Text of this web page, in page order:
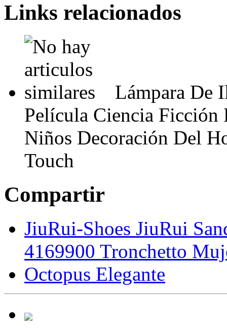
Links relacionados
Lámpara De
Película Ciencia Ficción
Niños Decoración Del
Touch
Compartir
JiuRui-Shoes JiuRui
4169900 Tronchetto
Octopus Elegante